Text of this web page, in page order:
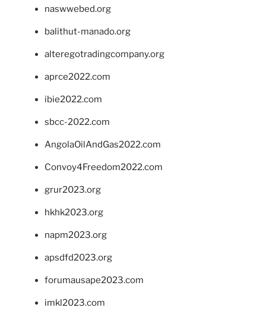
naswwebed.org
balithut-manado.org
alteregotradingcompany.org
aprce2022.com
ibie2022.com
sbcc-2022.com
AngolaOilAndGas2022.com
Convoy4Freedom2022.com
grur2023.org
hkhk2023.org
napm2023.org
apsdfd2023.org
forumausape2023.com
imkl2023.com